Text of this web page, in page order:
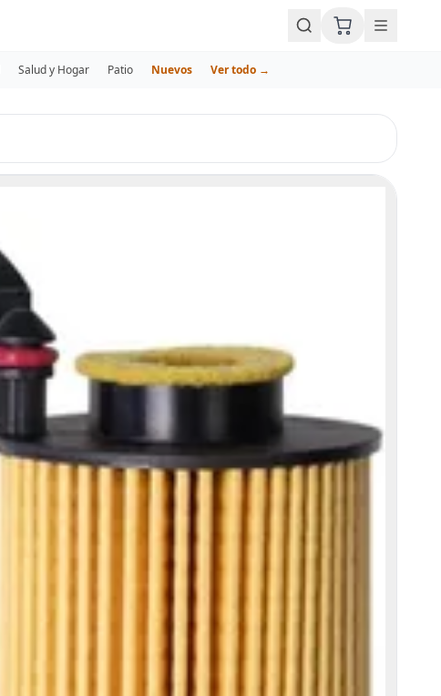
Salud y Hogar Patio Nuevos Ver todo →